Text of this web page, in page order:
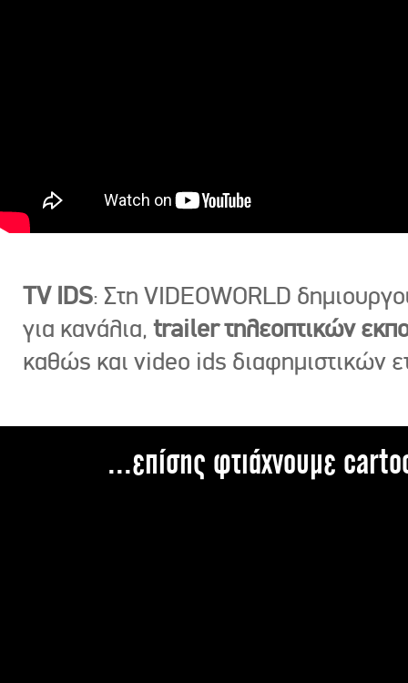
TV IDS: Στη VIDEOWORLD
για κανάλια, trailer τηλεοπτικών
καθώς και video ids διαφημιστικών
...επίσης φτιάχνουμε